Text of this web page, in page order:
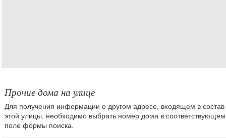
Прочие дома на улице
Для получения информации о другом адресе, входящем в состав
этой улицы, необходимо выбрать номер дома в соответствующем
поле формы поиска.